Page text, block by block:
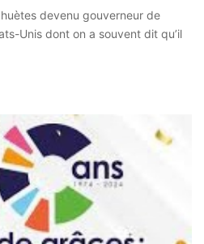
devenu gouverneur de
Unis dont on a souvent dit qu’il